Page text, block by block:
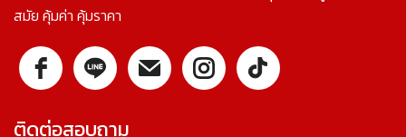
สมัย คุ้มค่า คุ้มราคา
ติดต่อสอบถาม